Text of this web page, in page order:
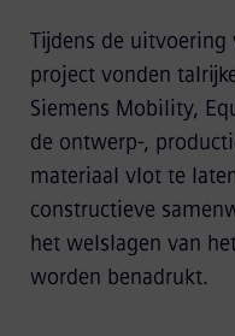
Tijdens de uitvoering
project vonden
Siemens Mobility,
de ontwerp-,
materiaal vlot te
constructieve
het welslagen van
worden benadrukt.